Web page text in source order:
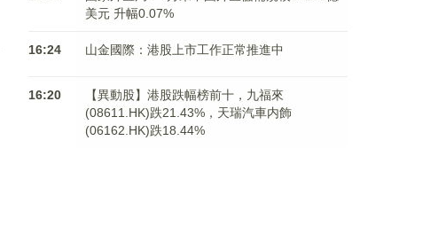
美元 升幅0.07%
16:24 山金國際：港股上市工作正常推進中
16:20
【異動股】港股跌幅榜前十，九福來
(08611.HK)跌21.43%，天瑞汽車内飾
(06162.HK)跌18.44%